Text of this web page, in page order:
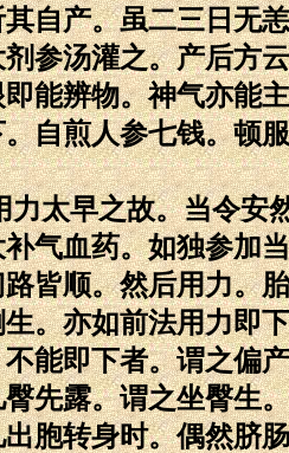
自产。虽二三日无
参汤灌之。产后方
能辨物。神气亦能
自煎人参七钱。顿
太早之故。当令安
气血药。如独参加
皆顺。然后用力。
。亦如前法用力即
能即下者。谓之偏
先露。谓之坐臀生
胞转身时。偶然脐